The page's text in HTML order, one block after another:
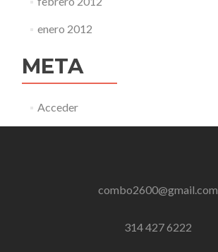
enero 2012
META
Acceder
combo2600@gmail.com
314 427 6222